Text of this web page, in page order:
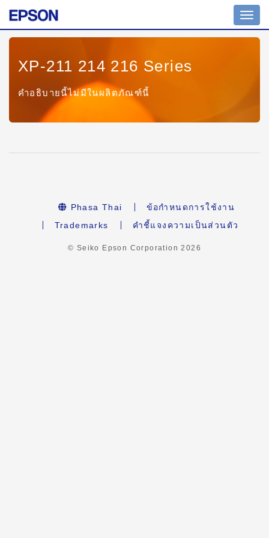
XP-211 214 216 Series
คำอธิบายนี้ไม่มีในผลิตภัณฑ์นี้
Phasa Thai
ข้อกำหนดการใช้งาน
Trademarks
คำชี้แจงความเป็นส่วนตัว
© Seiko Epson Corporation2026